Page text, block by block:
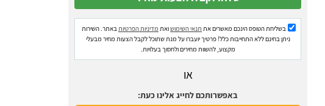
בשליחת הטופס הינכם מאשרים את תנאי השימושואת מדיניות הפרטיותבאתר. השירות
ניתן בחינם ללא התחייבות כלל! פרטיך יועברו על מנת שתוכל לקבל הצעות מחיר מבעלי
מקצוע, להשוות מחירים ולחסוך בעלויות.
או
באפשרותכם לחייג אלינו כעת: